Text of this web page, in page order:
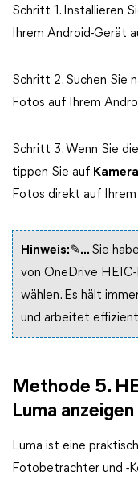
Schritt 1. Installieren
Ihrem Android-Gerät
Schritt 2. Suchen Sie
Fotos auf Ihrem
Schritt 3. Wenn Sie
tippen Sie auf
Fotos direkt auf
Hinweis:✎... Sie
von OneDrive
wählen. Es hält
und arbeitet
Methode 5.
Luma anzeigen
Luma ist eine
Fotobetrachter und -